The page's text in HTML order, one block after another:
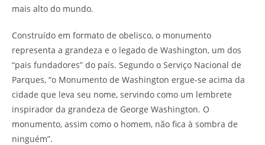
mais alto do mundo.
Construído em formato de obelisco, o monumento
representa a grandeza e o legado de Washington, um dos
“pais fundadores” do país. Segundo o Serviço Nacional de
Parques, “o Monumento de Washington ergue-se acima da
cidade que leva seu nome, servindo como um lembrete
inspirador da grandeza de George Washington. O
monumento, assim como o homem, não fica à sombra de
ninguém”.